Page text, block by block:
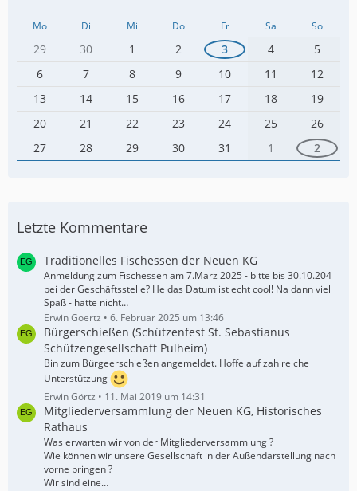
Mo Di Mi Do Fr Sa So
29 30 1 2 3 4
5
6
7 8 9 10 11
12
13
14 15 16 17 18
19
20
21 22 23 24 25
26
27
28 29 30 31 1 2
Letzte Kommentare
Traditionelles Fischessen der Neuen KG
Anmeldung zum Fischessen am 7.März 2025 - bitte bis 30.10.204
bei der Geschäftsstelle? He das Datum ist echt cool! Na dann viel
Spaß - hatte nicht…
Erwin Goertz
6. Februar 2025 um 13:46
Bürgerschießen (Schützenfest St. Sebastianus
Schützengesellschaft Pulheim)
Bin zum Bürgeerschießen angemeldet. Hoffe auf zahlreiche
Unterstützung
Erwin Görtz
11. Mai 2019 um 14:31
Mitgliederversammlung der Neuen KG, Historisches
Rathaus
Was erwarten wir von der Mitgliederversammlung ?
Wie können wir unsere Gesellschaft in der Außendarstellung nach
vorne bringen ?
Wir sind eine…